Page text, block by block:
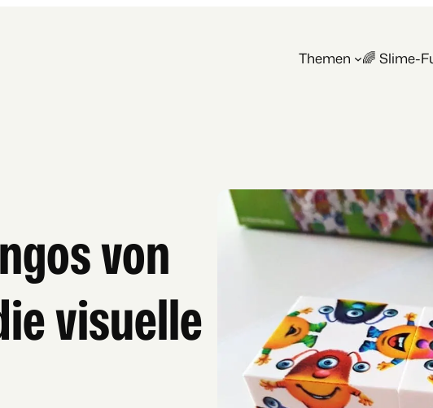
Themen 🌈 Slime-
von
visuelle